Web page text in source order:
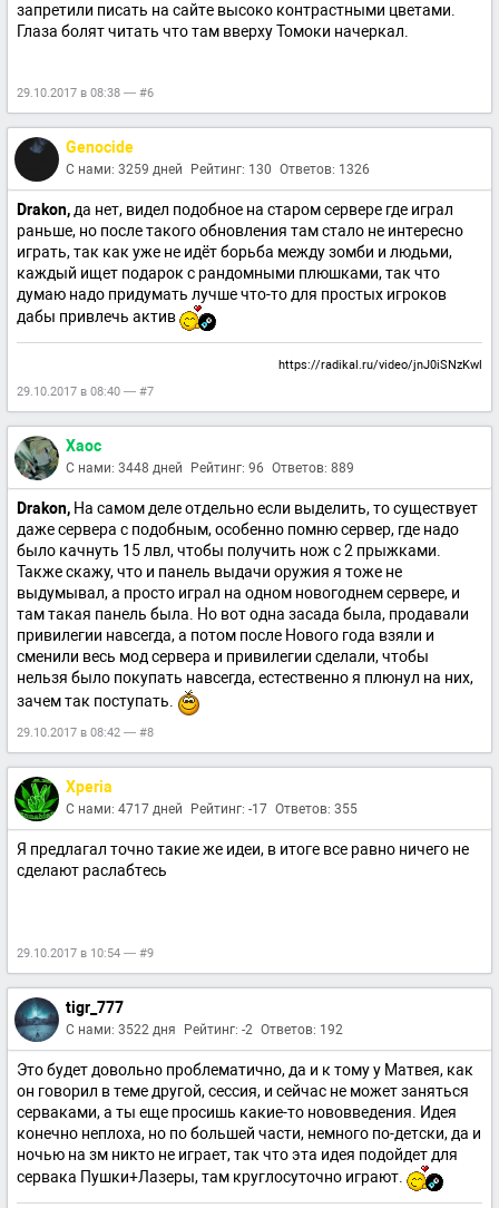
запретили писать на сайте высоко контрастными цветами.
Глаза болят читать что там вверху Томоки начеркал.
29.10.2017 в 08:38 — #6
Genocide
С нами: 3259 дней Рейтинг: 130 Ответов: 1326
Drakon, да нет, видел подобное на старом сервере где играл
раньше, но после такого обновления там стало не интересно
играть, так как уже не идёт борьба между зомби и людьми,
каждый ищет подарок с рандомными плюшками, так что
думаю надо придумать лучше что-то для простых игроков
дабы привлечь актив
https://radikal.ru/video/jnJ0iSNzKwl
29.10.2017 в 08:40 — #7
Xaoc
С нами: 3448 дней Рейтинг: 96 Ответов: 889
Drakon, На самом деле отдельно если выделить, то существует
даже сервера с подобным, особенно помню сервер, где надо
было качнуть 15 лвл, чтобы получить нож с 2 прыжками.
Также скажу, что и панель выдачи оружия я тоже не
выдумывал, а просто играл на одном новогоднем сервере, и
там такая панель была. Но вот одна засада была, продавали
привилегии навсегда, а потом после Нового года взяли и
сменили весь мод сервера и привилегии сделали, чтобы
нельзя было покупать навсегда, естественно я плюнул на них,
зачем так поступать.
29.10.2017 в 08:42 — #8
Xperia
С нами: 4717 дней Рейтинг: -17 Ответов: 355
Я предлагал точно такие же идеи, в итоге все равно ничего не
сделают раслабтесь
29.10.2017 в 10:54 — #9
tigr_777
С нами: 3522 дня Рейтинг: -2 Ответов: 192
Это будет довольно проблематично, да и к тому у Матвея, как
он говорил в теме другой, сессия, и сейчас не может заняться
серваками, а ты еще просишь какие-то нововведения. Идея
конечно неплоха, но по большей части, немного по-детски, да и
ночью на зм никто не играет, так что эта идея подойдет для
сервака Пушки+Лазеры, там круглосуточно играют.